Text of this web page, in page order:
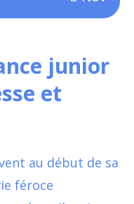
junior
et
au début de sa
féroce